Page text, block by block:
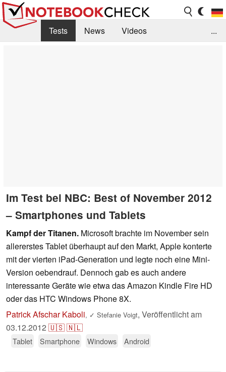
Tests News
Videos
...
Im Test bei NBC: Best of November 2012
– Smartphones und Tablets
Kampf der Titanen. Microsoft brachte im November sein
allererstes Tablet überhaupt auf den Markt, Apple konterte
mit der vierten iPad-Generation und legte noch eine Mini-
Version oebendrauf. Dennoch gab es auch andere
interessante Geräte wie etwa das Amazon Kindle Fire HD
oder das HTC Windows Phone 8X.
Patrick Afschar Kaboli, ✓ Stefanie Voigt, Veröffentlicht am
03.12.2012 🇺🇸🇳🇱
Tablet Smartphone Windows Android